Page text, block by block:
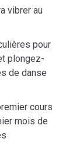
vibrer au
pour
plongez-
de danse
cours
mois de